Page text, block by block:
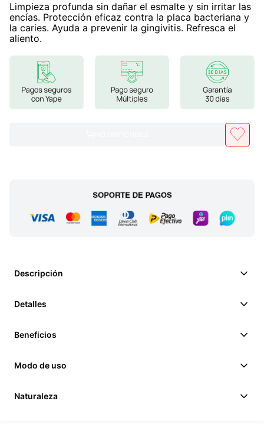
8.
magnesio
9.
10. proteina
Limpieza profunda sin dañar el esmalte y sin irritar las
encías. Protección eficaz contra la placa bacteriana y
la caries. Ayuda a prevenir la gingivitis. Refresca el
aliento.
Descripción
Detalles
Beneficios
Modo de uso
Naturaleza